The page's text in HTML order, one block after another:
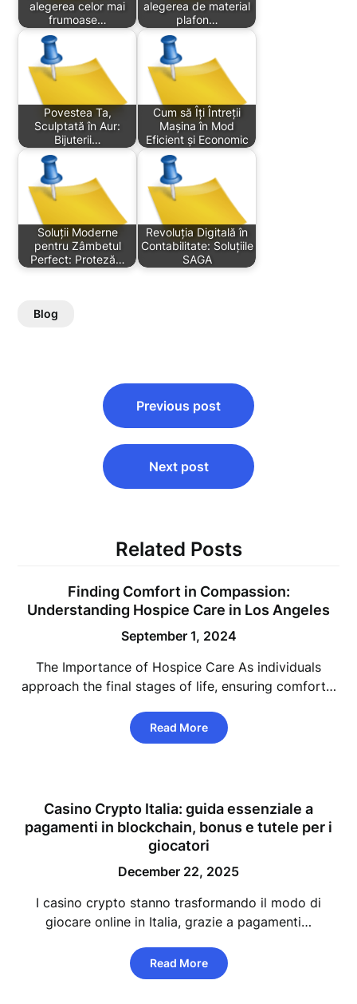
alegerea celor mai
frumoase…
alegerea de material
plafon…
Povestea Ta,
Sculptată în Aur:
Bijuterii…
Cum să Îți Întreții
Mașina în Mod
Eficient și Economic
Soluții Moderne
pentru Zâmbetul
Perfect: Proteză…
Revoluția Digitală în
Contabilitate: Soluțiile
SAGA
Blog
navigation
Previous post
Next post
Related Posts
Finding Comfort in Compassion:
Understanding Hospice Care in Los Angeles
September 1, 2024
The Importance of Hospice Care As individuals
approach the final stages of life, ensuring comfort…
Read More
Casino Crypto Italia: guida essenziale a
pagamenti in blockchain, bonus e tutele per i
giocatori
December 22, 2025
I casino crypto stanno trasformando il modo di
giocare online in Italia, grazie a pagamenti…
Read More